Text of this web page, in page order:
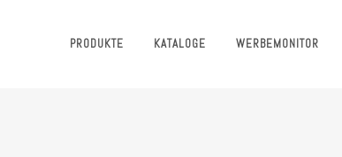
PRODUKTE KATALOGE WERBEMONITOR